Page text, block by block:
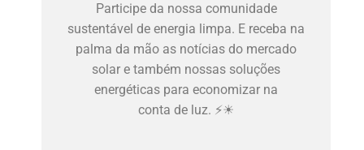
Participe da nossa comunidade
sustentável de energia limpa. E receba na
palma da mão as notícias do mercado
solar e também nossas soluções
energéticas para economizar na
conta de luz. ⚡☀